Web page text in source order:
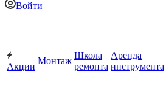
Войти
Акции
Монтаж
Школа
ремонта
Аренда
инструмента